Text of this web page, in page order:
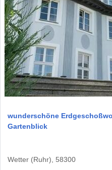
wunderschöne
Gartenblick
Wetter (Ruhr), 58300